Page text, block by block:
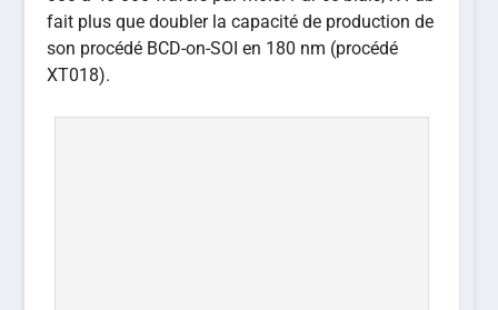
fait plus que doubler la capacité de production de
son procédé BCD-on-SOI en 180 nm (procédé
XT018).